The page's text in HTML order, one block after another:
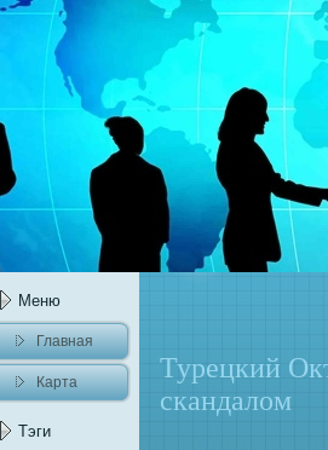
Меню
Главнaя
Карта
Тэги
Турецкий
скандалом